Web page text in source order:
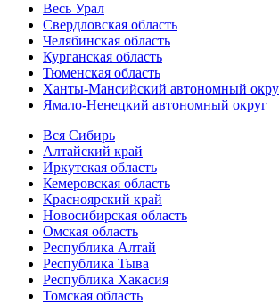
Весь Урал
Свердловская область
Челябинская область
Курганская область
Тюменская область
Ханты-Мансийский автономный
Ямало-Ненецкий автономный округ
Вся Сибирь
Алтайский край
Иркутская область
Кемеровская область
Красноярский край
Новосибирская область
Омская область
Республика Алтай
Республика Тыва
Республика Хакасия
Томская область